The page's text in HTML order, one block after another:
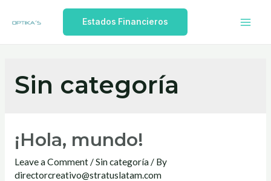
Estados Financieros
Sin categoría
¡Hola, mundo!
Leave a Comment /Sin categoría/ By
directorcreativo@stratuslatam.com